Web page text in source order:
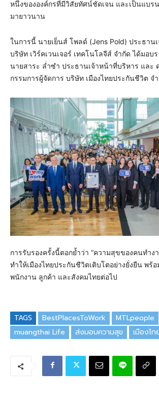
หนึ่งขององค์กรที่มีวิสัยทัศน์ชัดเจน และเป็นแบร
มายาวนาน
ในการนี้ นายเย็นส์ โพลด์ (Jens Pold) ประธาน
บริษัท เวิร์คเวนเจอร์ เทคโนโลจีส์ จำกัด ได้มอบ
นายสาระ ล่ำซำ ประธานเจ้าหน้าที่บริหาร และ
กรรมการผู้จัดการ บริษัท เมืองไทยประกันชีวิต จ
การรับรองครั้งนี้ตอกย้ำว่า “ความสุขของคนทำง
ทำให้เมืองไทยประกันชีวิตเติบโตอย่างยั่งยืน พร้อ
พนักงาน ลูกค้า และสังคมไทยต่อไป
TAGS BestPlacesToWork
MTLpeople
muangthai Life
ส่งมอบความสุข เมืองไ